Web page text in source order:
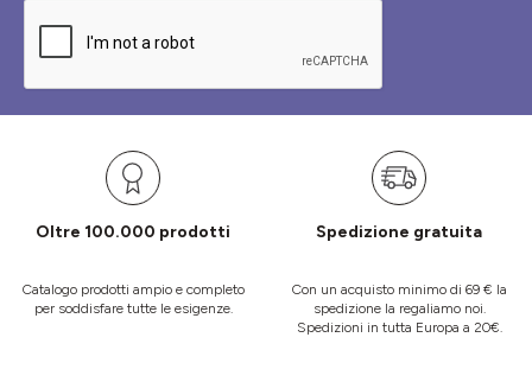
Oltre 100.000 prodotti
Catalogo prodotti ampio e completo
per soddisfare tutte le esigenze.
Spedizione gratuita
Con un acquisto minimo di 69 € la
spedizione la regaliamo noi.
Spedizioni in tutta Europa a 20€.